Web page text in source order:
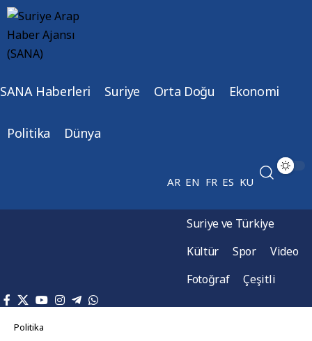
SANA Haberleri Suriye Orta Doğu Ekonomi
Politika Dünya
AR EN FR ES KU
Suriye ve Türkiye
Kültür
Spor
Video
Fotoğraf
Çeşitli
Politika